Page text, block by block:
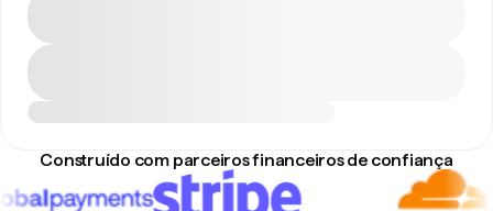
Construído com parceiros financeiros de confiança